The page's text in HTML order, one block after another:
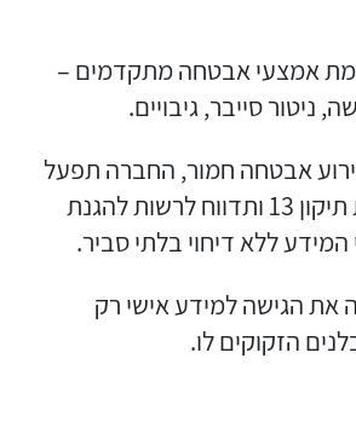
אמצעי אבטחה מתקדמים –
ניטור סייבר, גיבויים.
אבטחה חמור, החברה תפעל
בהתאם להוראות תיקון 13 ותדווח לרשות להגנת
המידע ללא דיחוי בלתי סביר.
את הגישה למידע אישי רק
הזקוקים לו.